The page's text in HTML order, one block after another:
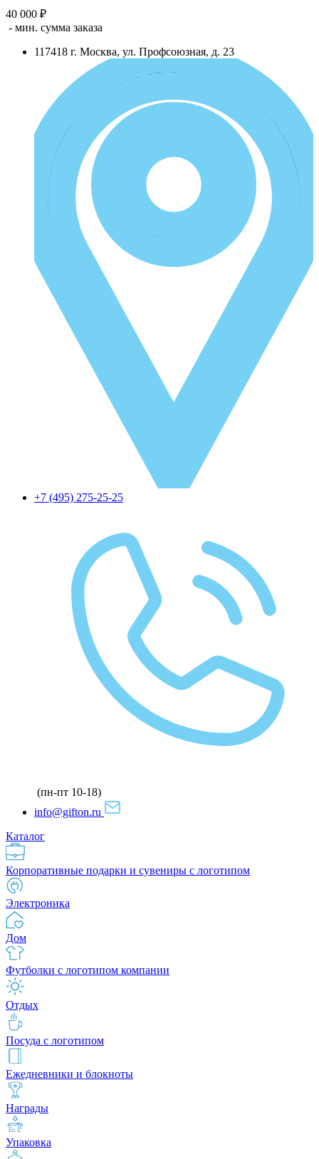
40 000 ₽
- мин. сумма заказа
117418 г. Москва, ул. Профсоюзная, д. 23
+7 (495) 275-25-25
(пн-пт 10-18)
info@gifton.ru
Каталог
Корпоративные подарки и сувениры с логотипом
Электроника
Дом
Футболки с логотипом компании
Отдых
Посуда с логотипом
Ежедневники и блокноты
Награды
Упаковка